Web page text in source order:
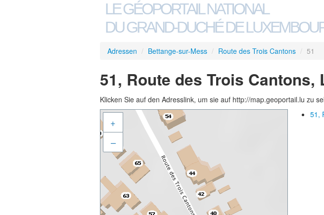
LE GÉOPORTAIL NATIONAL
DU GRAND-DUCHÉ DE
Adressen / Bettange-sur-Mess / Route des Trois Cantons / 51
51, Route des Trois Cantons,
Klicken Sie auf den Adresslink, um sie auf http://map.geoportail.lu zu
+
–
51,